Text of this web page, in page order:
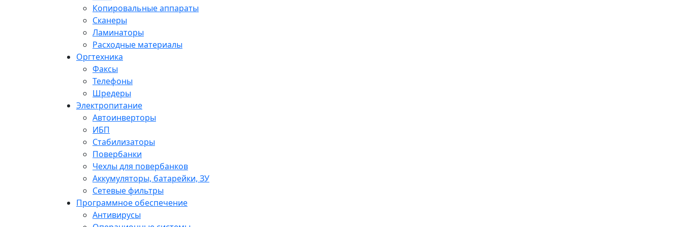
Копировальные аппараты
Сканеры
Ламинаторы
Расходные материалы
Оргтехника
Факсы
Телефоны
Шредеры
Электропитание
Автоинверторы
ИБП
Стабилизаторы
Повербанки
Чехлы для повербанков
Аккумуляторы, батарейки, ЗУ
Сетевые фильтры
Программное обеспечение
Антивирусы